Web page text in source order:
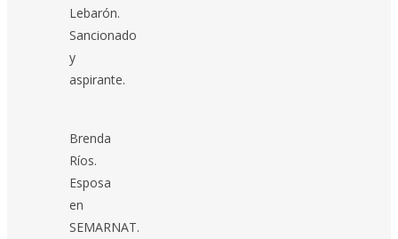
Lebarón.
Sancionado
y
aspirante.
Brenda
Ríos.
Esposa
en
SEMARNAT.